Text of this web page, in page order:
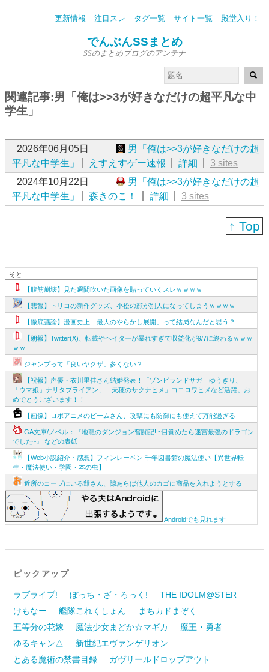
更新情報 注目スレ タグ一覧 サイト一覧 殿堂入り！
でんぶんSSまとめ
SSのまとめブログのアンテナ
関連記事:男「俺は>>3が好きなだけの超平凡な中
学生」
2026年06月05日
男「俺は>>3が好きなだけの超
平凡な中学生」
えすえすゲー速報 詳細
3 sites
2024年10月22日
男「俺は>>3が好きなだけの超
平凡な中学生」
森きのこ！ 詳細 3 sites
↑ Top
そと
【腹筋崩壊】見た瞬間吹いた画像を貼っていくスレｗｗｗｗ
【悲報】トリコの新作グッズ、小松の顔が別人になってしまうｗｗｗｗ
【徹底議論】漫画史上「最大のやらかし展開」って結局なんだと思う？
【朗報】Twitter(X)、転載やヘイターが暴れすぎて収益化が9/7に終わるｗｗｗ
ｗｗ
ジャンプって「良いヤクザ」多くない？
【祝報】声優・衣川里佳さん結婚発表！「ゾンビランドサガ」ゆうぎり、
「ウマ娘」ナリタブライアン、「天穂のサクナヒメ」ココロワヒメなど活躍。お
めでとうございます！！
【画像】ロボアニメのビームさん、攻撃にも防御にも使えて万能過ぎる
GA文庫/ノベル：『地龍のダンジョン奮闘記! ~目覚めたら迷宮最強のドラゴン
でした~』 などの表紙
【Web小説紹介・感想】フィンレーベン 千年図書館の魔法使い【異世界転
生・魔法使い・学園・本の虫】
近所のコープにいる爺さん、隙あらば他人のカゴに商品を入れようとする
Androidでも見れます
ピックアップ
ラブライブ! ぼっち・ざ・ろっく!
THE IDOLM@STER
けもなー
艦隊これくしょん
まちカドまぞく
五等分の花嫁
魔法少女まどか☆マギカ
魔王・勇者
ゆるキャン△
新世紀エヴァンゲリオン
とある魔術の禁書目録
ガヴリールドロップアウト